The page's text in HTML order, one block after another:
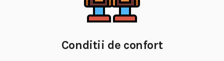
Conditii de confort